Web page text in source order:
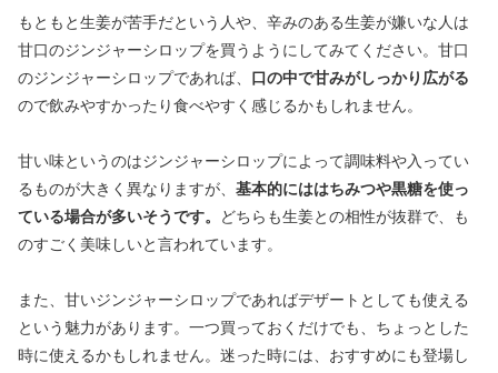
もともと生姜が苦手だという人や、辛みのある生姜が嫌いな人は
甘口のジンジャーシロップを買うようにしてみてください。甘口
のジンジャーシロップであれば、 口の中で甘みがしっかり広がる
ので飲みやすかったり食べやすく感じるかもしれません。
甘い味というのはジンジャーシロップによって調味料や入ってい
るものが大きく異なりますが、 基本的にははちみつや黒糖を使っ
ている場合が多いそうです。
どちらも生姜との相性が抜群で、も
のすごく美味しいと言われています。
また、甘いジンジャーシロップであればデザートとしても使える
という魅力があります。一つ買っておくだけでも、ちょっとした
時に使えるかもしれません。迷った時には、おすすめにも登場し